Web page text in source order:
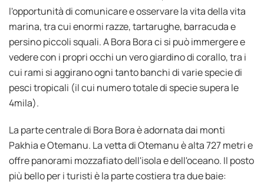
l'opportunità di comunicare e osservare la vita della vita
marina, tra cui enormi razze, tartarughe, barracuda e
persino piccoli squali. A Bora Bora ci si può immergere e
vedere con i propri occhi un vero giardino di corallo, tra i
cui rami si aggirano ogni tanto banchi di varie specie di
pesci tropicali (il cui numero totale di specie supera le
4mila).
La parte centrale di Bora Bora è adornata dai monti
Pakhia e Otemanu. La vetta di Otemanu è alta 727 metri e
offre panorami mozzafiato dell'isola e dell'oceano. Il posto
più bello per i turisti è la parte costiera tra due baie: